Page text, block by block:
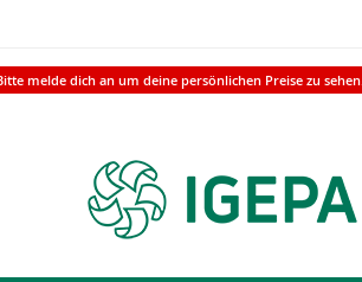
melde dich an um deine persönlichen Preise zu sehen.